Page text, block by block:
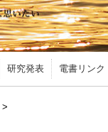
研究発表 電書リンク
>